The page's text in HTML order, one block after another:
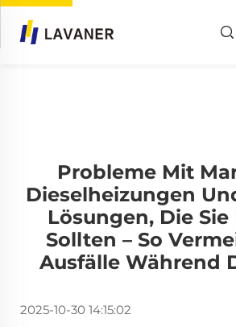
Probleme Mit
Dieselheizungen
Lösungen, Die Sie
Sollten – So
Ausfälle Während
2025-10-30 14:15:02